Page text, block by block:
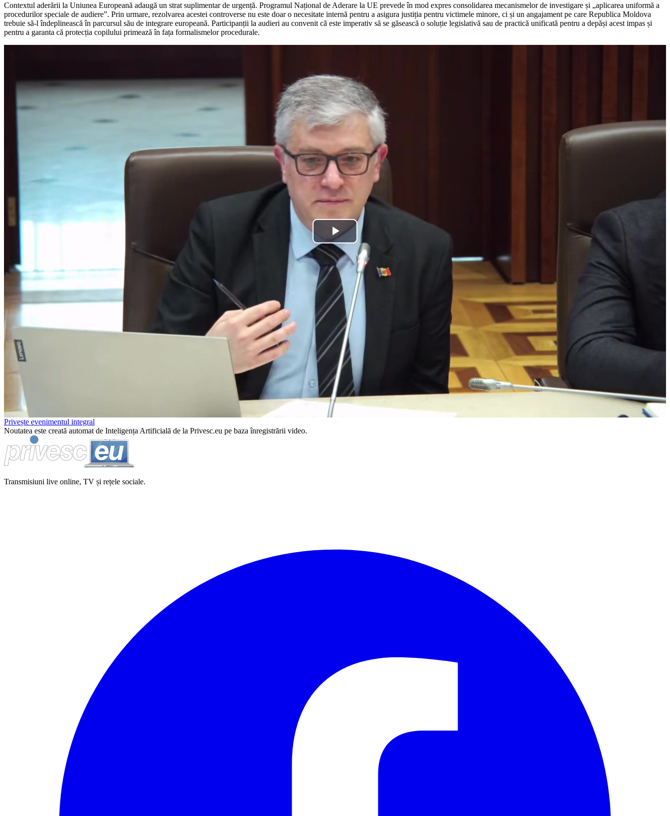
Contextul aderării la Uniunea Europeană adaugă un strat suplimentar de urgență. Programul Național de Aderare la UE prevede în mod expres consolidarea mecanismelor de investigare și „aplicarea uniformă a
procedurilor speciale de audiere”. Prin urmare, rezolvarea acestei controverse nu este doar o necesitate internă pentru a asigura justiția pentru victimele minore, ci și un angajament pe care Republica Moldova
trebuie să-l îndeplinească în parcursul său de integrare europeană. Participanții la audieri au convenit că este imperativ să se găsească o soluție legislativă sau de practică unificată pentru a depăși acest impas și
pentru a garanta că protecția copilului primează în fața formalismelor procedurale.
Play
Video
Privește evenimentul integral
Noutatea este creată automat de Inteligența Artificială de la Privesc.eu pe baza înregistrării video.
Transmisiuni live online, TV și rețele sociale.